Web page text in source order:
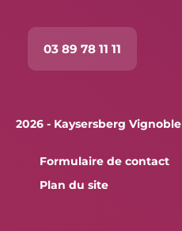
03 89 78 11 11
2026 - Kaysersberg Vignoble
Formulaire de contact
Plan du site